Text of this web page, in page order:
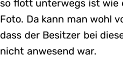
so flott unterwegs ist wie
Foto. Da kann man wohl
dass der Besitzer bei
nicht anwesend war.